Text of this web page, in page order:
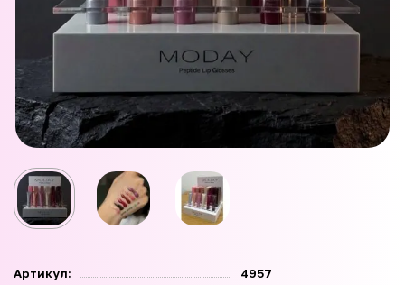
Артикул:
4957